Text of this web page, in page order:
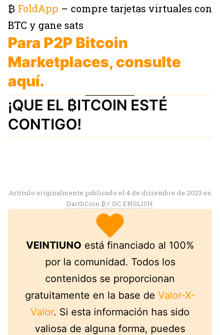
₿ FoldApp – compre tarjetas virtuales con
BTC y gane sats
Para P2P Bitcoin
Marketplaces, consulte
aquí.
¡QUE EL ₿ITCOIN ESTÉ
CONTIGO!
Artículo originalmente publicado el 4 de diciembre de 2023 en
DarthCoin ₿⚡️ DC ENGLISH
VEINTIUNO está financiado al 100%
por la comunidad. Todos los
contenidos se proporcionan
gratuitamente en la base de Valor-X-
Valor. Si esta información has sido
valiosa de alguna forma, puedes